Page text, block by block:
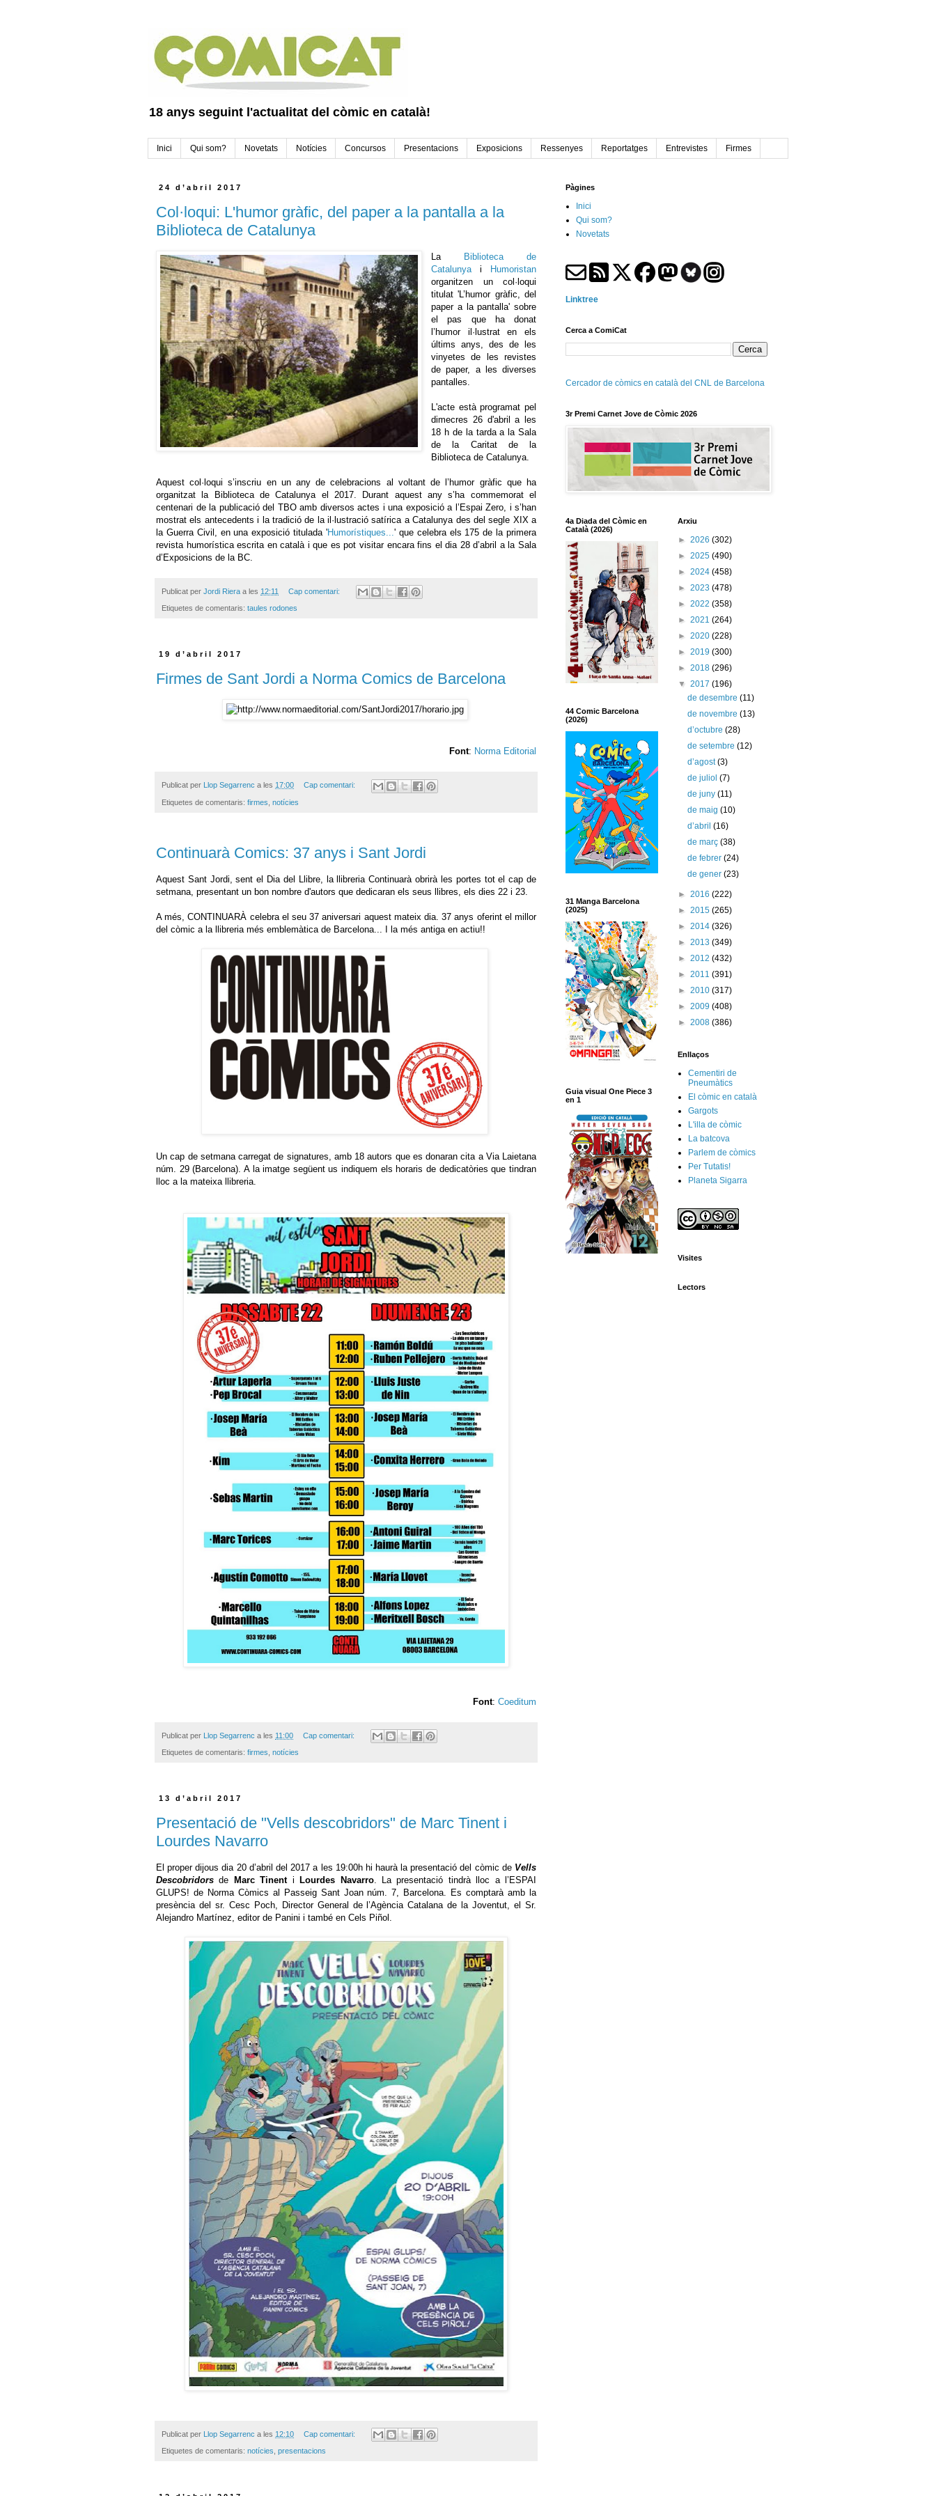
18 anys seguint l'actualitat del còmic en català!
Inici Qui som? Novetats Notícies Concursos Presentacions Exposicions Ressenyes Reportatges Entrevistes Firmes
24 d’abril 2017
Col·loqui: L'humor gràfic, del paper a la pantalla a la
Biblioteca de Catalunya
La
Biblioteca de
Catalunyai
Humoristan
organitzen un col·loqui
titulat 'L’humor gràfic, del
paper a la pantalla' sobre
el pas que ha donat
l’humor il·lustrat en els
últims anys, des de les
vinyetes de les revistes
de paper, a les diverses
pantalles.
L'acte està programat pel
dimecres 26 d'abril a les
18 h de la tarda a la Sala
de la Caritat de la
Biblioteca de Catalunya.
Aquest col·loqui s’inscriu en un any de celebracions al voltant de l’humor gràfic que ha
organitzat la Biblioteca de Catalunya el 2017. Durant aquest any s’ha commemorat el
centenari de la publicació del TBO amb diversos actes i una exposició a l’Espai Zero, i s’han
mostrat els antecedents i la tradició de la il·lustració satírica a Catalunya des del segle XIX a
la Guerra Civil, en una exposició titulada 'Humorístiques...' que celebra els 175 de la primera
revista humorística escrita en català i que es pot visitar encara fins el dia 28 d’abril a la Sala
d’Exposicions de la BC.
Publicat per Jordi Riera a les 12:11 Cap comentari:
Etiquetes de comentaris: taules rodones
19 d’abril 2017
Firmes de Sant Jordi a Norma Comics de Barcelona
Font: Norma Editorial
Publicat per Llop Segarrenc a les 17:00 Cap comentari:
Etiquetes de comentaris: firmes notícies
Continuarà Comics: 37 anys i Sant Jordi
Aquest Sant Jordi, sent el Dia del Llibre, la llibreria Continuarà obrirà les portes tot el cap de
setmana, presentant un bon nombre d'autors que dedicaran els seus llibres, els dies 22 i 23.
A més, CONTINUARÀ celebra el seu 37 aniversari aquest mateix dia. 37 anys oferint el millor
del còmic a la llibreria més emblemàtica de Barcelona... I la més antiga en actiu!!
Un cap de setmana carregat de signatures, amb 18 autors que es donaran cita a Via Laietana
núm. 29 (Barcelona). A la imatge següent us indiquem els horaris de dedicatòries que tindran
lloc a la mateixa llibreria.
Font: Coeditum
Publicat per Llop Segarrenc a les 11:00 Cap comentari:
Etiquetes de comentaris: firmes notícies
13 d’abril 2017
Presentació de "Vells descobridors" de Marc Tinent i
Lourdes Navarro
El proper dijous dia 20 d’abril del 2017 a les 19:00h hi haurà la presentació del còmic de Vells
Descobridors de Marc Tinenti Lourdes Navarro. La presentació tindrà lloc a l’ESPAI
GLUPS! de Norma Còmics al Passeig Sant Joan núm. 7, Barcelona. Es comptarà amb la
presència del sr. Cesc Poch, Director General de l’Agència Catalana de la Joventut, el Sr.
Alejandro Martínez, editor de Panini i també en Cels Piñol.
Publicat per Llop Segarrenc a les 12:10 Cap comentari:
Etiquetes de comentaris: notícies presentacions
Pàgines
Inici
Qui som?
Novetats
Linktree
Cerca a ComiCat
Cercador de còmics en català del CNL de Barcelona
3r Premi Carnet Jove de Còmic 2026
4a Diada del Còmic en
Català (2026)
44 Comic Barcelona
(2026)
31 Manga Barcelona
(2025)
Guia visual One Piece 3
en 1
Arxiu
► 2026 (302)
► 2025 (490)
► 2024 (458)
► 2023 (478)
► 2022 (358)
► 2021 (264)
► 2020 (228)
► 2019 (300)
► 2018 (296)
▼ 2017 (196)
de desembre(11)
de novembre(13)
d’octubre(28)
de setembre(12)
d’agost(3)
de juliol(7)
de juny(11)
de maig(10)
d’abril(16)
de març(38)
de febrer(24)
de gener(23)
► 2016 (222)
► 2015 (265)
► 2014 (326)
► 2013 (349)
► 2012 (432)
► 2011 (391)
► 2010 (317)
► 2009 (408)
► 2008 (386)
Enllaços
Cementiri de
Pneumàtics
El còmic en català
Gargots
L'illa de còmic
La batcova
Parlem de còmics
Per Tutatis!
Planeta Sigarra
Visites
Lectors